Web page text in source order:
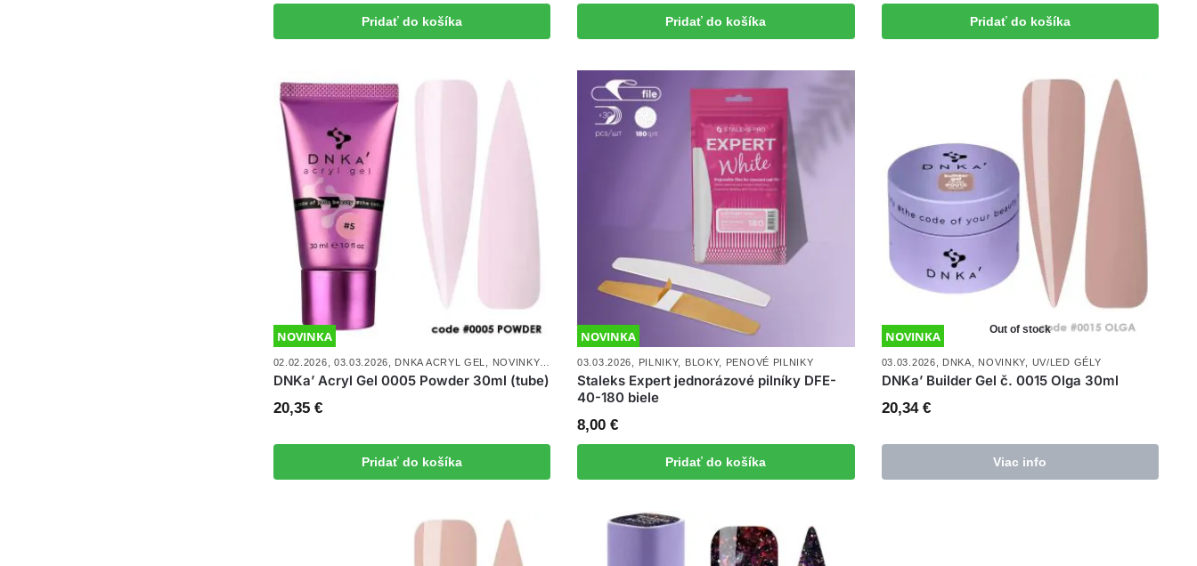
Pridať do košíka Pridať do košíka Pridať do košíka
NOVINKA
02.02.2026, 03.03.2026, DNKA ACRYL GEL, NOVINKY,POLYGÉL A AKRYLGÉL, ,UV/LED GÉLY
DNKa’ Acryl Gel 0005 Powder 30ml (tube)
20,35 €
Pridať do košíka
NOVINKA
03.03.2026, PILNIKY, BLOKY, PENOVÉ PILNIKY
Staleks Expert jednorázové pilníky DFE-
40-180 biele
8,00€
Pridať do košíka
Out of stock
NOVINKA
03.03.2026, DNKA, NOVINKY, UV/LED GÉLY
DNKa’ Builder Gel č. 0015 Olga 30ml
20,34 €
Viac info